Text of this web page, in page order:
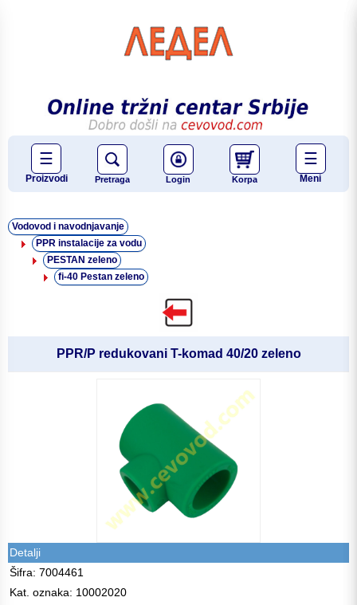
☰
Proizvodi Pretraga Login Korpa Meni
☰
Vodovod i navodnjavanje
PPR instalacije za vodu
PESTAN zeleno
fi-40 Pestan zeleno
PPR/P redukovani T-komad 40/20 zeleno
Detalji
Šifra: 7004461
Kat. oznaka: 10002020